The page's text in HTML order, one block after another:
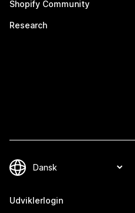
Shopify Community
Research
Udviklerlogin